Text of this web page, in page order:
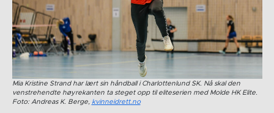
Mia Kristine Strand har lært sin håndball i Charlottenlund SK. Nå skal den
venstrehendte høyrekanten ta steget opp til eliteserien med Molde HK Elite.
Foto: Andreas K. Berge,
kvinneidrett.no